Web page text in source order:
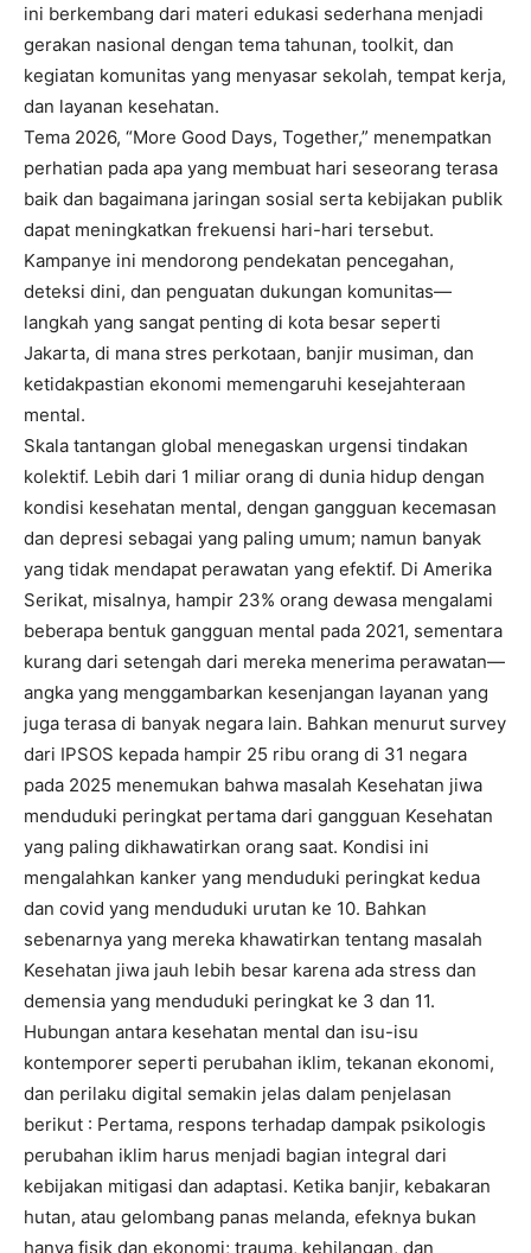
ini berkembang dari materi edukasi sederhana menjadi
gerakan nasional dengan tema tahunan, toolkit, dan
kegiatan komunitas yang menyasar sekolah, tempat kerja,
dan layanan kesehatan.
Tema 2026, “More Good Days, Together,” menempatkan
perhatian pada apa yang membuat hari seseorang terasa
baik dan bagaimana jaringan sosial serta kebijakan publik
dapat meningkatkan frekuensi hari-hari tersebut.
Kampanye ini mendorong pendekatan pencegahan,
deteksi dini, dan penguatan dukungan komunitas—
langkah yang sangat penting di kota besar seperti
Jakarta, di mana stres perkotaan, banjir musiman, dan
ketidakpastian ekonomi memengaruhi kesejahteraan
mental.
Skala tantangan global menegaskan urgensi tindakan
kolektif. Lebih dari 1 miliar orang di dunia hidup dengan
kondisi kesehatan mental, dengan gangguan kecemasan
dan depresi sebagai yang paling umum; namun banyak
yang tidak mendapat perawatan yang efektif. Di Amerika
Serikat, misalnya, hampir 23% orang dewasa mengalami
beberapa bentuk gangguan mental pada 2021, sementara
kurang dari setengah dari mereka menerima perawatan—
angka yang menggambarkan kesenjangan layanan yang
juga terasa di banyak negara lain. Bahkan menurut survey
dari IPSOS kepada hampir 25 ribu orang di 31 negara
pada 2025 menemukan bahwa masalah Kesehatan jiwa
menduduki peringkat pertama dari gangguan Kesehatan
yang paling dikhawatirkan orang saat. Kondisi ini
mengalahkan kanker yang menduduki peringkat kedua
dan covid yang menduduki urutan ke 10. Bahkan
sebenarnya yang mereka khawatirkan tentang masalah
Kesehatan jiwa jauh lebih besar karena ada stress dan
demensia yang menduduki peringkat ke 3 dan 11.
Hubungan antara kesehatan mental dan isu-isu
kontemporer seperti perubahan iklim, tekanan ekonomi,
dan perilaku digital semakin jelas dalam penjelasan
berikut : Pertama, respons terhadap dampak psikologis
perubahan iklim harus menjadi bagian integral dari
kebijakan mitigasi dan adaptasi. Ketika banjir, kebakaran
hutan, atau gelombang panas melanda, efeknya bukan
hanya fisik dan ekonomi; trauma, kehilangan, dan